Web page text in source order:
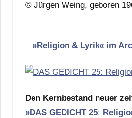
© Jürgen Weing, geboren
»Religion & Lyrik« im
Den Kernbestand neuer
»DAS GEDICHT 25: